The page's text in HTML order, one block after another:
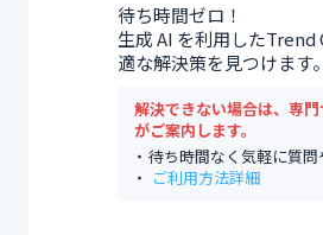
待ち時間ゼロ！
生成 AI を利用した
適な解決策を見つけます。
解決できない場合は、専
がご案内します。
待ち時間なく気軽に質
ご利用方法詳細